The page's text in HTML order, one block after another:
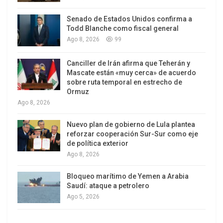
principales de nuestra nación: los descendientes
de indígenas y los descendientes de inmigrantes,
ambos con sus increíbles mestizajes.
La diferencia esencial es que, mientras las
lenguas europeas son legitimadas, a las
originarias se las silencia o ignora.
Algunos docentes abordan el tema de la
interculturalidad, ante las dificultades de
aprendizaje de chicos cuya lengua materna no es
el castellano y, con esa perspectiva, se crearon
escuelas donde los conocimientos son
traducidos.
Senado de Estados Unidos confirma a
Todd Blanche como fiscal general
Ago 8, 2026 99
Canciller de Irán afirma que Teherán y
Mascate están «muy cerca» de acuerdo
sobre ruta temporal en estrecho de
Ormuz
Ago 8, 2026
Nuevo plan de gobierno de Lula plantea
reforzar cooperación Sur-Sur como eje
de política exterior
Ago 8, 2026
Bloqueo marítimo de Yemen a Arabia
Saudí: ataque a petrolero
Ago 5, 2026